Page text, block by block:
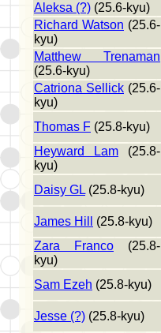
Aleksa (?) (25.6-kyu)
Richard Watson (25.6-
kyu)
Matthew Trenaman
(25.6-kyu)
Catriona Sellick (25.6-
kyu)
Thomas F (25.8-kyu)
Heyward Lam (25.8-
kyu)
Daisy GL(25.8-kyu)
James Hill
(25.8-kyu)
Zara Franco (25.8-
kyu)
Sam Ezeh (25.8-kyu)
Jesse (?) (25.8-kyu)